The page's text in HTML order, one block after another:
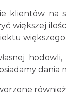
klientów na
większej
dania